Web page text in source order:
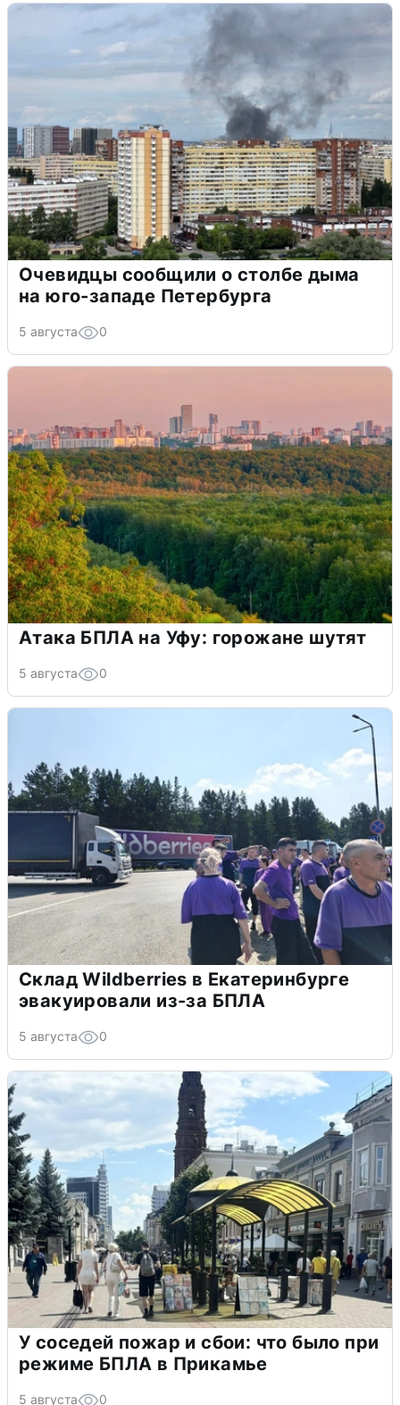
Очевидцы сообщили о столбе дыма
на юго-западе Петербурга
5 августа 0
Атака БПЛА на Уфу: горожане шутят
5 августа 0
Склад Wildberries в Екатеринбурге
эвакуировали из-за БПЛА
5 августа 0
У соседей пожар и сбои: что было при
режиме БПЛА в Прикамье
5 августа 0